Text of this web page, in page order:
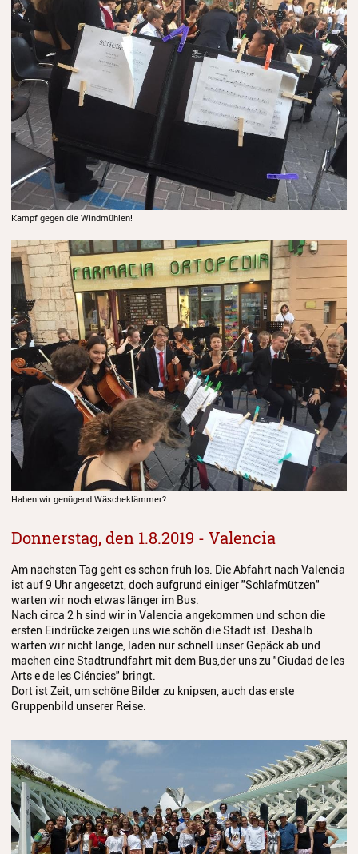
Kampf gegen die Windmühlen!
Haben wir genügend Wäscheklämmer?
Donnerstag, den 1.8.2019 - Valencia
Am nächsten Tag geht es schon früh los. Die Abfahrt nach Valencia
ist auf 9 Uhr angesetzt, doch aufgrund einiger "Schlafmützen"
warten wir noch etwas länger im Bus.
Nach circa 2 h sind wir in Valencia angekommen und schon die
ersten Eindrücke zeigen uns wie schön die Stadt ist. Deshalb
warten wir nicht lange, laden nur schnell unser Gepäck ab und
machen eine Stadtrundfahrt mit dem Bus,der uns zu "Ciudad de les
Arts e de les Ciéncies" bringt.
Dort ist Zeit, um schöne Bilder zu knipsen, auch das erste
Gruppenbild unserer Reise.